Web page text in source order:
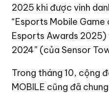
2025 khi được vinh
“Esports Mobile
Esports Awards 2025)
2024” (của Sensor
Trong tháng 10, cộng
MOBILE cũng đã